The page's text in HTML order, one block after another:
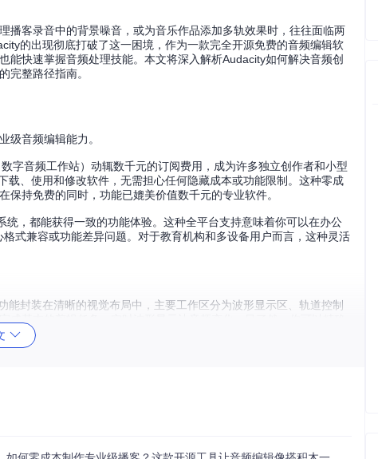
播客录音中的背景噪音，或为音乐作品添加多轨效果时，往往面临两
的出现彻底打破了这一困境，作为一款完全开源免费的音频编辑软
快速掌握音频处理技能。本文将深入解析Audacity如何解决音频创
完整路径指南。
级音频编辑能力。
字音频工作站）动辄数千元的订阅费用，成为许多独立创作者和小型
、使用和修改软件，无需担心任何隐藏成本或功能限制。这种零成
持免费的同时，功能已媲美价值数千元的专业软件。
，都能获得一致的功能体验。这种全平台支持意味着你可以在办公
式兼容或功能差异问题。对于教育机构和多设备用户而言，这种灵活
封装在清晰的视觉布局中，主要工作区分为波形显示区、轨道控制
工具：噪声消除效果（Noise Reduction）+ 压缩器（Compressor）